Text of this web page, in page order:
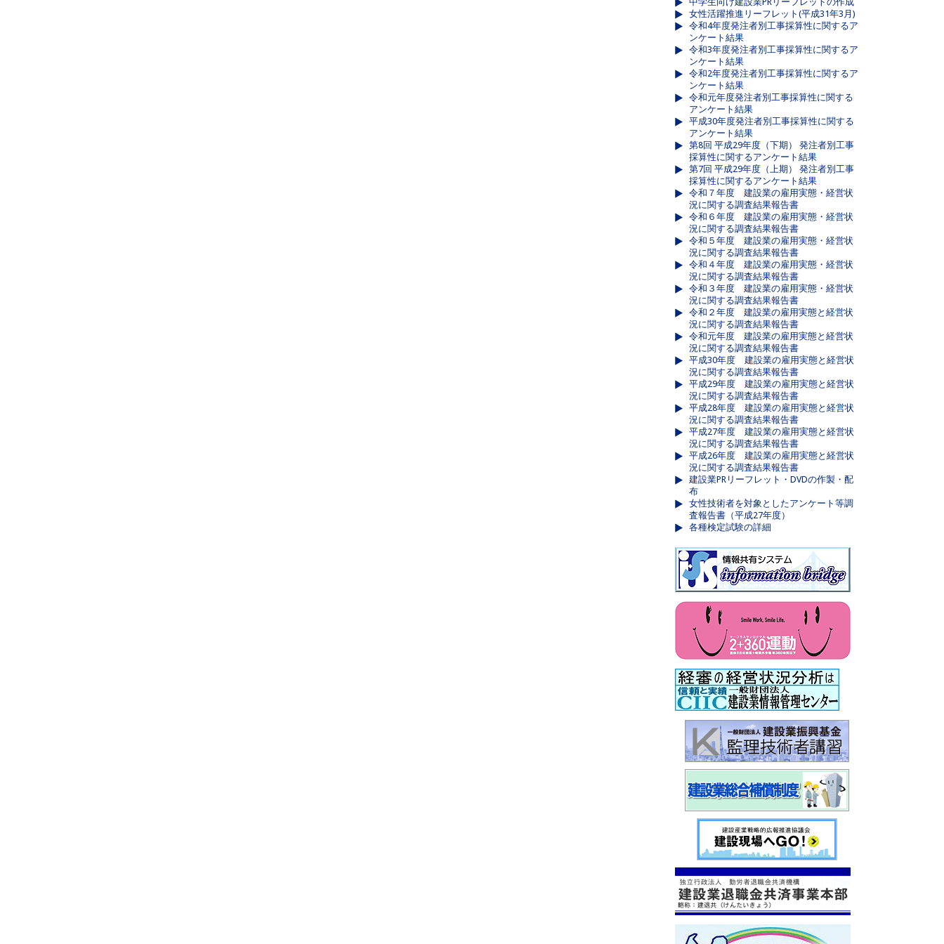
女性活躍推進リーフレット(平成31年3月)
令和4年度発注者別工事採算性に関するア
ンケート結果
令和3年度発注者別工事採算性に関するア
ンケート結果
令和2年度発注者別工事採算性に関するア
ンケート結果
令和元年度発注者別工事採算性に関する
アンケート結果
平成30年度発注者別工事採算性に関する
アンケート結果
第8回 平成29年度（下期） 発注者別工事
採算性に関するアンケート結果
第7回 平成29年度（上期） 発注者別工事
採算性に関するアンケート結果
令和７年度 建設業の雇用実態・経営状
況に関する調査結果報告書
令和６年度 建設業の雇用実態・経営状
況に関する調査結果報告書
令和５年度 建設業の雇用実態・経営状
況に関する調査結果報告書
令和４年度 建設業の雇用実態・経営状
況に関する調査結果報告書
令和３年度 建設業の雇用実態・経営状
況に関する調査結果報告書
令和２年度 建設業の雇用実態と経営状
況に関する調査結果報告書
令和元年度 建設業の雇用実態と経営状
況に関する調査結果報告書
平成30年度 建設業の雇用実態と経営状
況に関する調査結果報告書
平成29年度 建設業の雇用実態と経営状
況に関する調査結果報告書
平成28年度 建設業の雇用実態と経営状
況に関する調査結果報告書
平成27年度 建設業の雇用実態と経営状
況に関する調査結果報告書
平成26年度 建設業の雇用実態と経営状
況に関する調査結果報告書
建設業PRリーフレット・DVDの作製・配
布
女性技術者を対象としたアンケート等調
査報告書（平成27年度）
各種検定試験の詳細